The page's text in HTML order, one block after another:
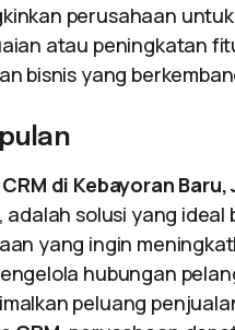
perusahaan
atau peningkatan
bisnis yang
di Kebayoran
, adalah solusi yang ideal
yang ingin
hubungan
peluang